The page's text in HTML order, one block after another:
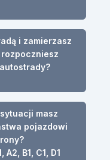
i zamierzasz
masz
pojazdowi
A2, B1, C1, D1